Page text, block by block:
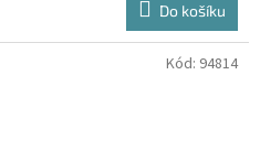
Do košíku
Kód: 94814